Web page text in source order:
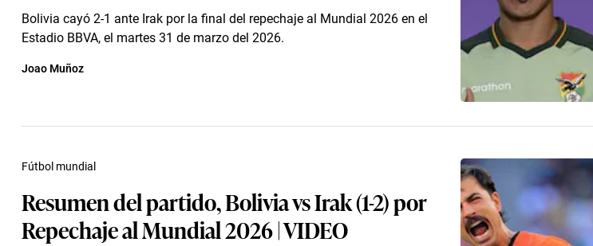
Bolivia cayó 2-1 ante Irak por la final del repechaje al Mundial 2026 en el
Estadio BBVA, el martes 31 de marzo del 2026.
Joao Muñoz
Resumen del partido, Bolivia vs Irak (1-2) por
Repechaje al Mundial 2026 | VIDEO
Fútbol mundial